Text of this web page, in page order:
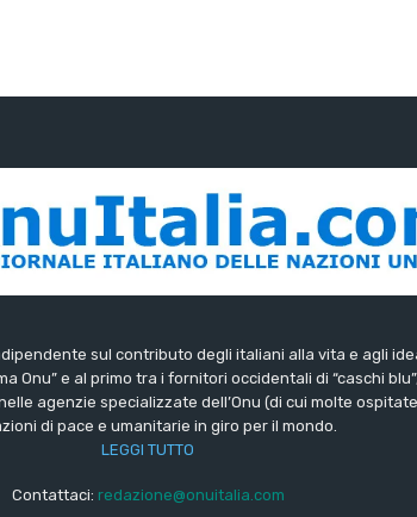
sul contributo degli italiani alla vita e agli
Onu” e al primo tra i fornitori occidentali di “caschi
agenzie specializzate dell’Onu (di cui molte
di pace e umanitarie in giro per il mondo.
LEGGI TUTTO
Contattaci: redazione@onuitalia.com